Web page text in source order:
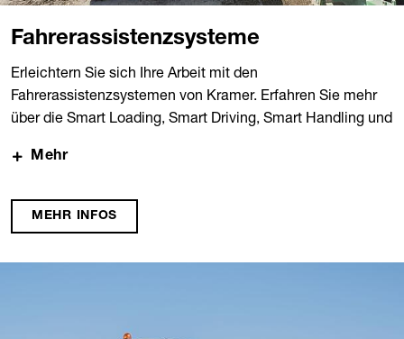
Fahrerassistenzsysteme
Erleichtern Sie sich Ihre Arbeit mit den
Fahrerassistenzsystemen von Kramer. Erfahren Sie mehr
über die Smart Loading, Smart Driving, Smart Handling und
Mehr
MEHR INFOS